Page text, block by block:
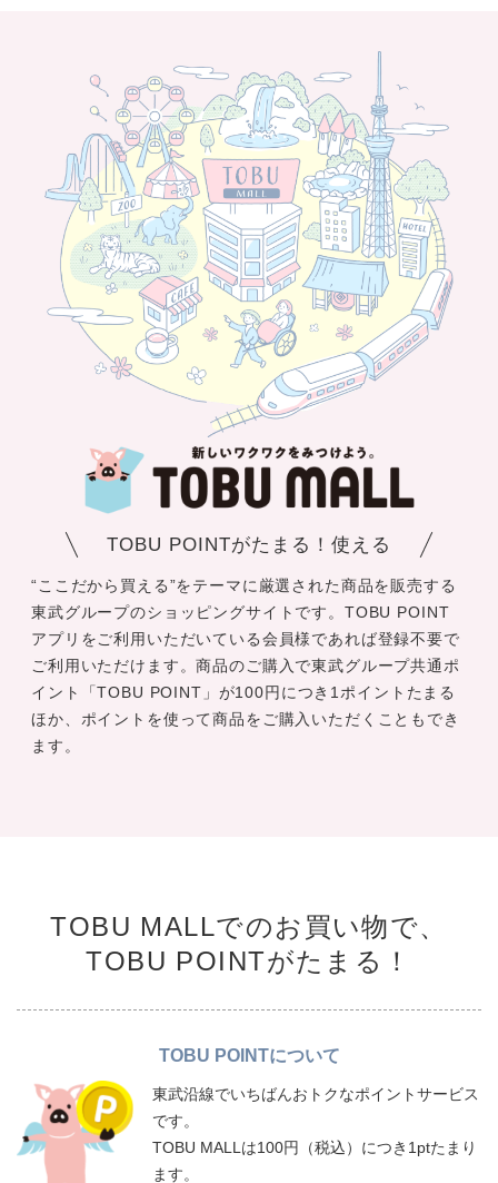
TOBU POINTがたまる！使える
“ここだから買える”をテーマに厳選された商品を販売する
東武グループのショッピングサイトです。TOBU POINT
アプリをご利用いただいている会員様であれば登録不要で
ご利用いただけます。商品のご購入で東武グループ共通ポ
イント「TOBU POINT」が100円につき1ポイントたまる
ほか、ポイントを使って商品をご購入いただくこともでき
ます。
TOBU MALLでのお買い物で、
TOBU POINTがたまる！
TOBU POINTについて
東武沿線でいちばんおトクなポイントサービス
です。
TOBU MALLは100円（税込）につき1ptたまり
ます。